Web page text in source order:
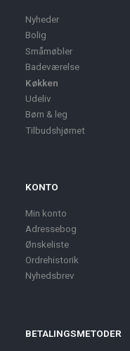
Nyheder
Bolig
Småmøbler
Badeværelse
Køkken
Udeliv
Børn & leg
Tilbudshjørnet
KONTO
Min konto
Adressebog
Ønskeliste
Ordrehistorik
Nyhedsbrev
BETALINGSMETODER